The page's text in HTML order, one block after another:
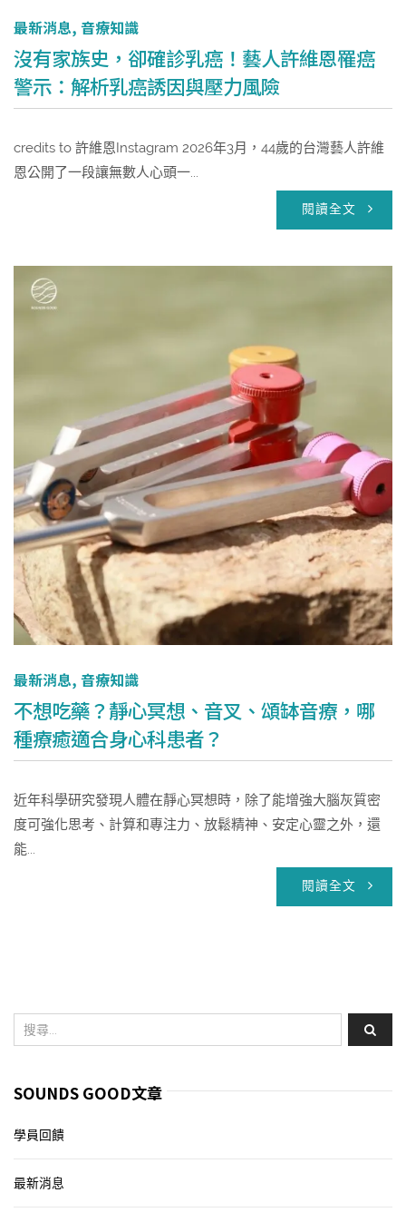
最新消息, 音療知識
沒有家族史，卻確診乳癌！藝人許維恩罹癌
警示：解析乳癌誘因與壓力風險
credits to 許維恩Instagram 2026年3月，44歲的台灣藝人許維
恩公開了一段讓無數人心頭一...
閱讀全文
最新消息, 音療知識
不想吃藥？靜心冥想、音叉、頌缽音療，哪
種療癒適合身心科患者？
近年科學研究發現人體在靜心冥想時，除了能增強大腦灰質密
度可強化思考、計算和專注力、放鬆精神、安定心靈之外，還
能...
閱讀全文
SOUNDS GOOD文章
學員回饋
最新消息